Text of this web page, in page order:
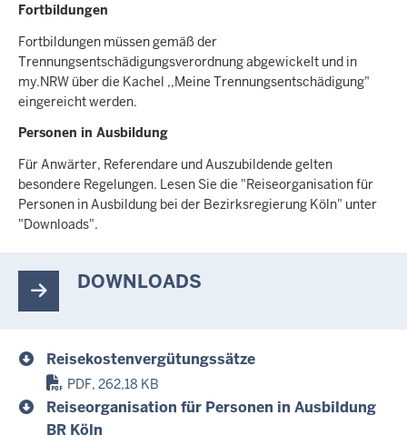
Fortbildungen
Fortbildungen müssen gemäß der
Trennungsentschädigungsverordnung abgewickelt und in
my.NRW über die Kachel ,,Meine Trennungsentschädigung"
eingereicht werden.
Personen in Ausbildung
Für Anwärter, Referendare und Auszubildende gelten
besondere Regelungen. Lesen Sie die "Reiseorganisation für
Personen in Ausbildung bei der Bezirksregierung Köln" unter
"Downloads".
DOWNLOADS
Reisekostenvergütungssätze
PDF, 262,18 KB
Reiseorganisation für Personen in Ausbildung
BR Köln